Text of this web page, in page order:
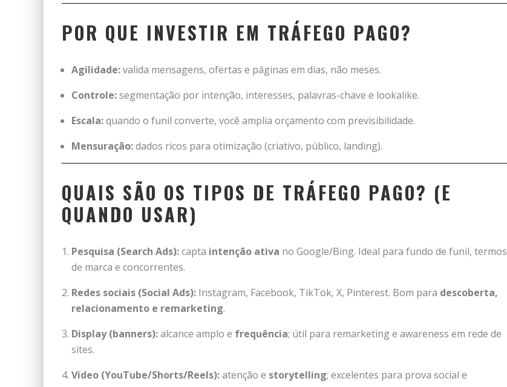
POR QUE INVESTIR EM TRÁFEGO PAGO?
Agilidade:valida mensagens, ofertas e páginas em dias, não meses.
Controle:segmentação por intenção, interesses, palavras-chave e lookalike.
Escala:quando o funil converte, você amplia orçamento com previsibilidade.
Mensuração:dados ricos para otimização (criativo, público, landing).
QUAIS SÃO OS TIPOS DE TRÁFEGO PAGO? (E
QUANDO USAR)
Pesquisa (Search Ads):capta intenção ativa no Google/Bing. Ideal para fundo de funil, termos
de marca e concorrentes.
Redes sociais (Social Ads): Instagram, Facebook, TikTok, X, Pinterest. Bom para descoberta,
relacionamento e remarketing.
Display (banners):alcance amplo e frequência; útil para remarketing e awareness em rede de
sites.
Vídeo (YouTube/Shorts/Reels):atenção e storytelling; excelentes para prova social e